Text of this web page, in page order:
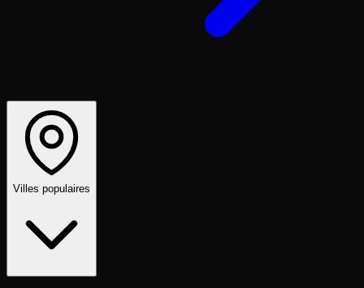
Villes populaires